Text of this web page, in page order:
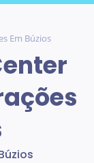
Em Búzios